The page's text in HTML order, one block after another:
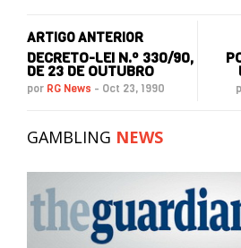
ARTIGO ANTERIOR
DECRETO-LEI N.º 330/90,
DE 23 DE OUTUBRO
por RG News - Oct 23, 1990
GAMBLING NEWS